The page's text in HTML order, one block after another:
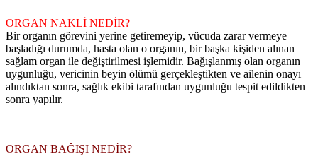
ORGAN NAKLİ NEDİR?
Bir organın görevini yerine getiremeyip, vücuda zarar vermeye
başladığı durumda, hasta olan o organın, bir başka kişiden alınan
sağlam organ ile değiştirilmesi işlemidir. Bağışlanmış olan organın
uygunluğu, vericinin beyin ölümü gerçekleştikten ve ailenin onayı
alındıktan sonra, sağlık ekibi tarafından uygunluğu tespit edildikten
sonra yapılır.
ORGAN BAĞIŞI NEDİR?